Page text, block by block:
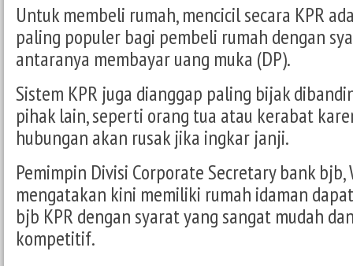
Untuk membeli rumah, mencicil secara KPR
paling populer bagi pembeli rumah dengan
antaranya membayar uang muka (DP).
Sistem KPR juga dianggap paling bijak
pihak lain, seperti orang tua atau kerabat
hubungan akan rusak jika ingkar janji.
Pemimpin Divisi Corporate Secretary bank
mengatakan kini memiliki rumah idaman
bjb KPR dengan syarat yang sangat mudah
kompetitif.